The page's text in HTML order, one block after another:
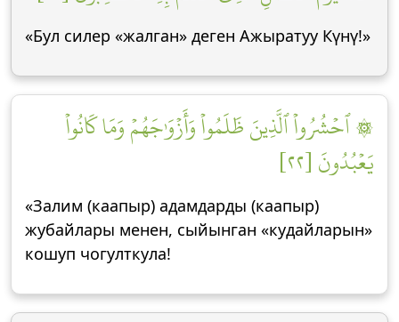
«Бул силер «жалган» деген Ажыратуу Күнү!»
۞ ٱحۡشُرُواْ ٱلَّذِينَ ظَلَمُواْ وَأَزۡوَٰجَهُمۡ وَمَا كَانُواْ
يَعۡبُدُونَ [٢٢]
«Залим (каапыр) адамдарды (каапыр)
жубайлары менен, сыйынган «кудайларын»
кошуп чогулткула!